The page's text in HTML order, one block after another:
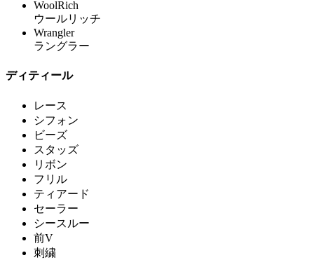
WoolRich
ウールリッチ
Wrangler
ラングラー
ディティール
レース
シフォン
ビーズ
スタッズ
リボン
フリル
ティアード
セーラー
シースルー
前V
刺繍